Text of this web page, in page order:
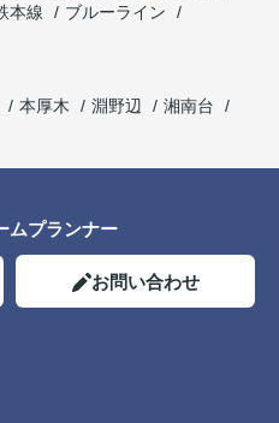
本線
ブルーライン
本厚木 淵野辺
湘南台
ムプランナー
お問い合わせ